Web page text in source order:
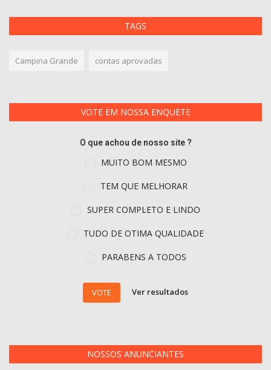
TAGS
Campina Grande contas aprovadas
VOTE EM NOSSA ENQUETE
O que achou de nosso site ?
MUITO BOM MESMO
TEM QUE MELHORAR
SUPER COMPLETO E LINDO
TUDO DE OTIMA QUALIDADE
PARABENS A TODOS
VOTE Ver resultados
NOSSOS ANUNCIANTES